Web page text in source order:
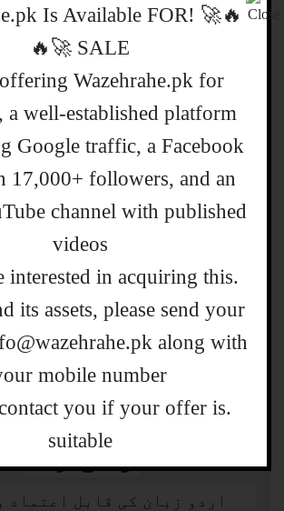
اجلاس کے لیے پیرس جائیں گے۔
فرانس جمعرات کو ایک بین
کانفرنس کی میزبانی کرے گا
کے لیے انسانی امداد جمع کرنے
جنوبی حصے میں سیکورٹی کو
کی کوشش کی جائے گی۔
:شیئرکریں
Twitter
EmailPinterest
LinkedIn
WhatsApp
Skype
اردو زبان کی قابل اعتماد
Is Available FOR
SALE 🚀🔥
Wazehrahe.pk for
a well-established platform
Google traffic, a Facebook
17,000+ followers, and an
channel with published
videos
interested in acquiring this
its assets, please send your
along with
mobile number
you if your offer is
suitable